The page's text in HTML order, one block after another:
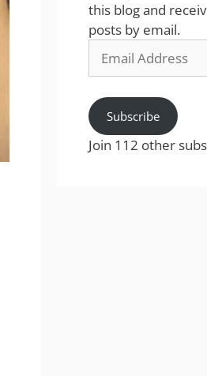
this blog and
posts by email.
Address
Subscribe
Join 112 other